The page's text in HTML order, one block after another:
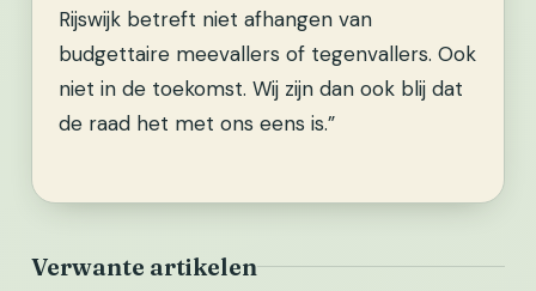
Rijswijk betreft niet afhangen van
budgettaire meevallers of tegenvallers. Ook
niet in de toekomst. Wij zijn dan ook blij dat
de raad het met ons eens is.”
Verwante artikelen